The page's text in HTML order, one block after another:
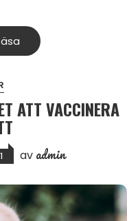
ATT VACCINERA
av admin